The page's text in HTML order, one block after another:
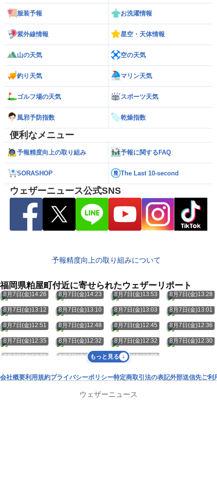
服装予報 お洗濯情報
紫外線情報 星空・天体情報
山の天気 空の天気
釣り天気 マリン天気
ゴルフ場の天気 スポーツ天気
風邪予防指数 乾燥指数
便利なメニュー
予報精度向上の取り組み 予報に関するFAQ
SORASHOP The Last 10-second
ウェザーニュース公式SNS
予報精度向上の取り組みについて
福岡県粕屋町付近に寄せられたウェザーリポート
8月7日(金)14:26 8月7日(金)14:23 8月7日(金)13:53 8月7日(金)13:28
8月7日(金)13:12 8月7日(金)13:10 8月7日(金)13:03 8月7日(金)13:01
8月7日(金)12:51 8月7日(金)12:48 8月7日(金)12:45 8月7日(金)12:36
8月7日(金)12:35 8月7日(金)12:32 8月7日(金)12:32 8月7日(金)12:30
8月7日(金)12:21 8月7日(金)12:11 8月7日(金)12:06
もっと見る
会社概要利用規約プライバシーポリシー特定商取引法の表記外部送信先ご利
ウェザーニュース